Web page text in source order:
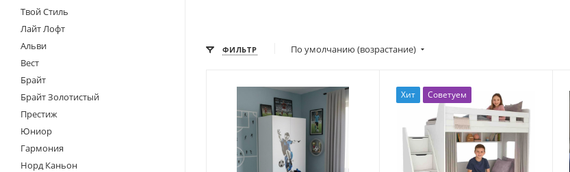
Твой Стиль
Лайт Лофт
Альви
Вест
Брайт
Брайт Золотистый
Престиж
Юниор
Гармония
Норд Каньон
ФИЛЬТР По умолчанию (возрастание)
Хит Советуем